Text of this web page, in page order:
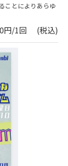
ことによりあらゆ
円/1回 (税込)